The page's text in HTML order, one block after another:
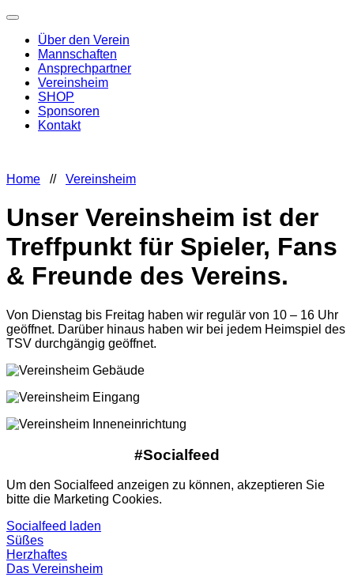
Über den Verein
Mannschaften
Ansprechpartner
Vereinsheim
SHOP
Sponsoren
Kontakt
Home // Vereinsheim
Unser Vereinsheim ist der
Treffpunkt für Spieler, Fans
& Freunde des Vereins.
Von Dienstag bis Freitag haben wir regulär von 10 – 16 Uhr
geöffnet. Darüber hinaus haben wir bei jedem Heimspiel des
TSV durchgängig geöffnet.
#Socialfeed
Um den Socialfeed anzeigen zu können, akzeptieren Sie
bitte die Marketing Cookies.
Socialfeed laden
Süßes
Herzhaftes
Das Vereinsheim